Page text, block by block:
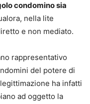
condomino sia
nella lite
e non mediato.
rappresentativo
del potere di
ha infatti
ad oggetto la